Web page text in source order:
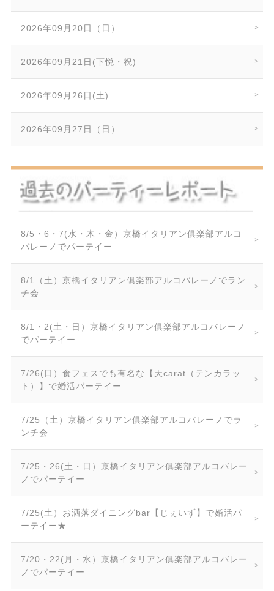
2026年09月20日（日）
2026年09月21日(下悦・祝)
2026年09月26日(土)
2026年09月27日（日）
8/5・6・7(水・木・金）京橋イタリアン俱楽部アルコ
バレーノでパーテイー
8/1（土）京橋イタリアン俱楽部アルコバレーノでラン
チ会
8/1・2(土・日）京橋イタリアン俱楽部アルコバレーノ
でパーテイー
7/26(日）食フェスでも有名な【天carat（テンカラッ
ト）】で婚活パーテイー
7/25（土）京橋イタリアン俱楽部アルコバレーノでラ
ンチ会
7/25・26(土・日）京橋イタリアン俱楽部アルコバレー
ノでパーテイー
7/25(土）お洒落ダイニングbar【じぇいず】で婚活パ
ーテイー★
7/20・22(月・水）京橋イタリアン俱楽部アルコバレー
ノでパーテイー